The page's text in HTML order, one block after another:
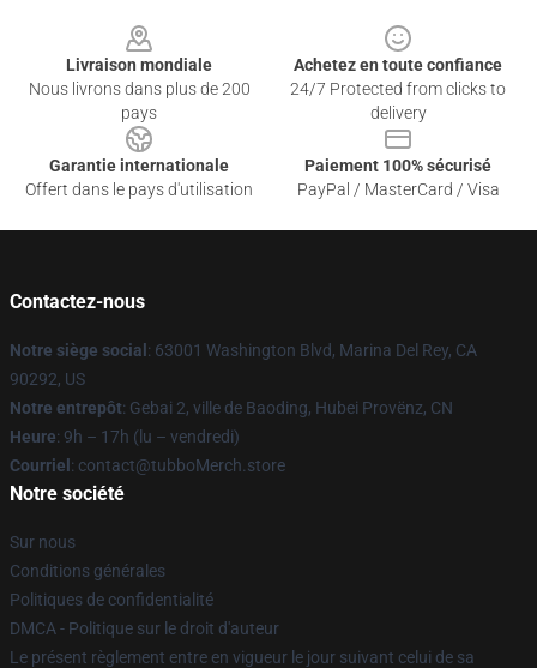
Livraison mondiale
Nous livrons dans plus de 200
pays
Achetez en toute confiance
24/7 Protected from clicks to
delivery
Garantie internationale
Offert dans le pays d'utilisation
Paiement 100% sécurisé
PayPal / MasterCard / Visa
Contactez-nous
Notre siège social : 63001 Washington Blvd, Marina Del Rey, CA
90292, US
Notre entrepôt: Gebai 2, ville de Baoding, Hubei Provënz, CN
Heure: 9h – 17h (lu – vendredi)
Courriel : contact@tubboMerch.store
Notre société
Sur nous
Conditions générales
Politiques de confidentialité
DMCA - Politique sur le droit d'auteur
Le présent règlement entre en vigueur le jour suivant celui de sa